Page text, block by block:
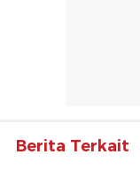
Berita Terkait